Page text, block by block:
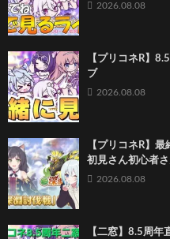
2026.08.08
【プリコネR】
ブ
2026.08.08
【プリコネR】
初見さん初心者
2026.08.08
【二窓】8.5周